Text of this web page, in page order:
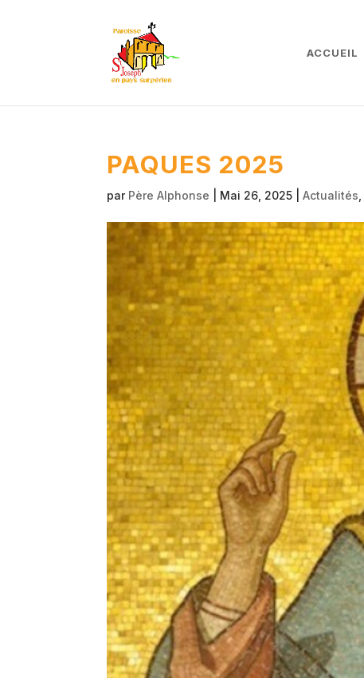
ACCUEIL
PAQUES 2025
par Père Alphonse Mai 26, 2025 |Actualités